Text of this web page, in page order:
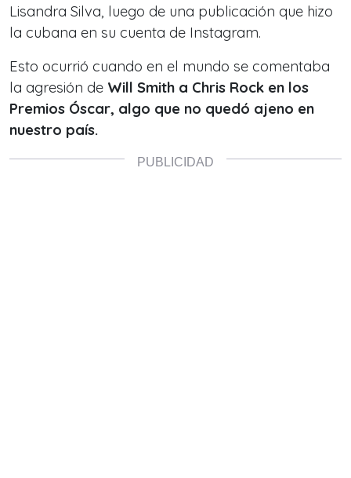
Lisandra Silva, luego de una publicación que hizo
la cubana en su cuenta de Instagram.
Esto ocurrió cuando en el mundo se comentaba
la agresión de Will Smith a Chris Rock en los
Premios Óscar, algo que no quedó ajeno en
nuestro país.